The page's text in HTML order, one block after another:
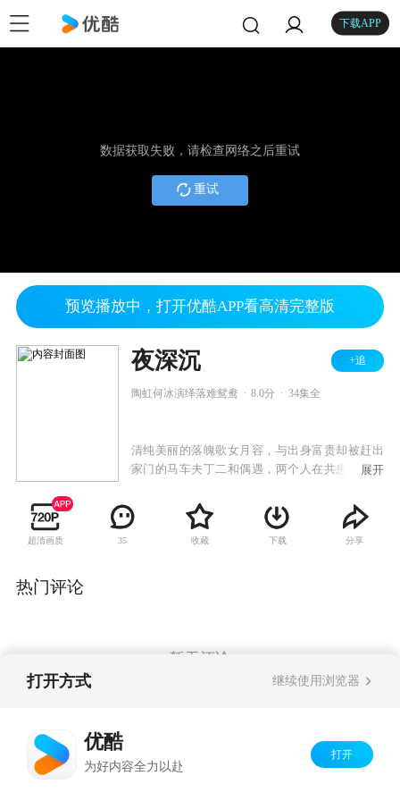
下载APP
数据获取失败，请检查网络之后重试
重试
预览播放中，打开优酷APP看高清完整版
夜深沉 +追
陶虹何冰演绎落难鸳鸯 8.0分 34集全
清纯美丽的落魄歌女月容，与出身富贵却被赶出
家门的马车夫丁二和偶遇，两个人在共患难中渐
追捧的感觉让她一度迷失了自我，待她幡然醒
悟，已经物是人非。重新开始的月容在商人刘明
德的指引下来到上海，寻求成为电影明星的梦
展开
超清画质 35 收藏 下载 分享
热门评论
暂无评论
打开方式 继续使用浏览器
优酷
为好内容全力以赴
打开